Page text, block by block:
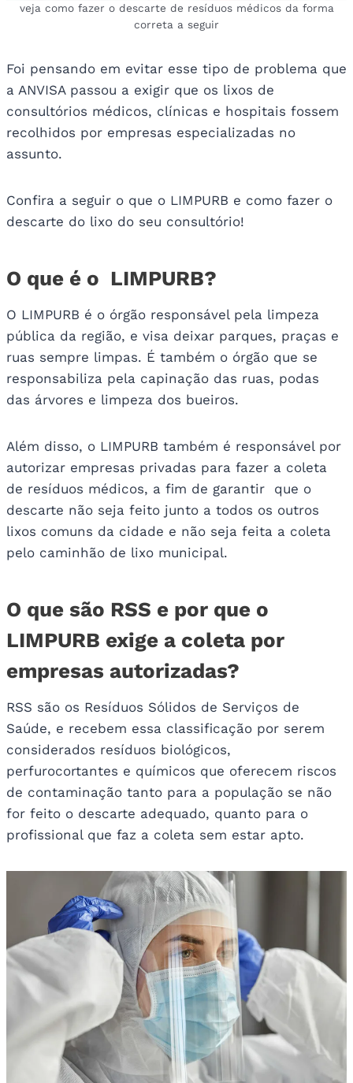
veja como fazer o descarte de resíduos médicos da forma
correta a seguir
Foi pensando em evitar esse tipo de problema que
a ANVISA passou a exigir que os lixos de
consultórios médicos, clínicas e hospitais fossem
recolhidos por empresas especializadas no
assunto.
Confira a seguir o que o LIMPURB e como fazer o
descarte do lixo do seu consultório!
O que é o LIMPURB?
O LIMPURB é o órgão responsável pela limpeza
pública da região, e visa deixar parques, praças e
ruas sempre limpas. É também o órgão que se
responsabiliza pela capinação das ruas, podas
das árvores e limpeza dos bueiros.
Além disso, o LIMPURB também é responsável por
autorizar empresas privadas para fazer a coleta
de resíduos médicos, a fim de garantir que o
descarte não seja feito junto a todos os outros
lixos comuns da cidade e não seja feita a coleta
pelo caminhão de lixo municipal.
O que são RSS e por que o
LIMPURB exige a coleta por
empresas autorizadas?
RSS são os Resíduos Sólidos de Serviços de
Saúde, e recebem essa classificação por serem
considerados resíduos biológicos,
perfurocortantes e químicos que oferecem riscos
de contaminação tanto para a população se não
for feito o descarte adequado, quanto para o
profissional que faz a coleta sem estar apto.